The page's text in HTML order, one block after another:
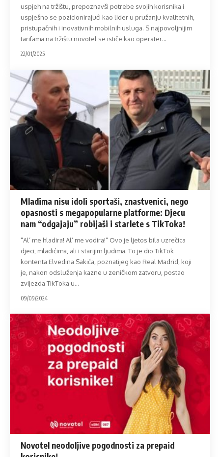
uspjeh na tržištu, prepoznavši potrebe svojih korisnika i
uspješno se pozicionirajući kao lider u pružanju kvalitetnih,
pristupačnih i inovativnih mobilnih usluga. S najpovoljnijim
tarifama na tržištu novotel se ističe kao operater…
22/01/2025
Mladima nisu idoli sportaši, znastvenici, nego
opasnosti s megapopularne platforme: Djecu
nam “odgajaju” robijaši i starlete s TikToka!
"Al’ me hladira! Al’ me vodira!" Ovo je ljetos bila uzrečica
djeci, mladićima, ali i starijim ljudima. To je dio TikTok
kontenta Elvedina Sakića, poznatijeg kao Real Madrid, koji
je, nakon odsluženja kazne u zeničkom zatvoru, postao
zvijezda TikToka u…
09/09/2024
Novotel neodoljive pogodnosti za prepaid